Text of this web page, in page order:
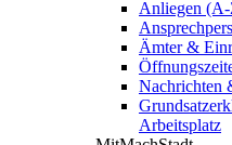
Anliegen
Ämter &
Nachrichten
Arbeitsplatz